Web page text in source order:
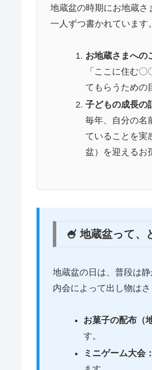
地蔵盆の時期にお地蔵さ
一人ずつ書かれています
お地蔵さまへの
「ここに住む
てもらうための
子どもの成長の
毎年、自分の名
ていることを実
盆）を迎えるお
🍧 地蔵盆って、
地蔵盆の日は、普段は
内会によって出し物は
お菓子の配布（
す。
ミニゲーム大会：